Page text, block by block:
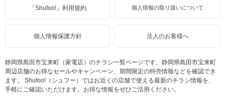
「Shufoo!」利用規約 個人情報の取り扱いについて
個人情報保護方針 法人のお客様へ
静岡県島田市宝来町（家電店）のチラシ一覧ページです。静岡県島田市宝来町
周辺店舗のお得なセールやキャンペーン、期間限定の特売情報などを確認でき
ます。 Shufoo!（シュフー）ではお近くの店舗で使える最新のチラシ情報を、
手軽にご確認いただけます。お得な情報をぜひご活用ください。